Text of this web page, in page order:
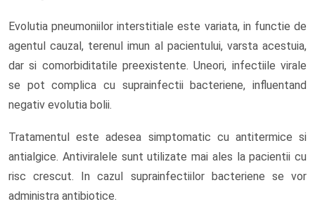
Evolutia pneumoniilor interstitiale este variata, in functie de
agentul cauzal, terenul imun al pacientului, varsta acestuia,
dar si comorbiditatile preexistente. Uneori, infectiile virale
se pot complica cu suprainfectii bacteriene, influentand
negativ evolutia bolii.
Tratamentul este adesea simptomatic cu antitermice si
antialgice. Antiviralele sunt utilizate mai ales la pacientii cu
risc crescut. In cazul suprainfectiilor bacteriene se vor
administra antibiotice.